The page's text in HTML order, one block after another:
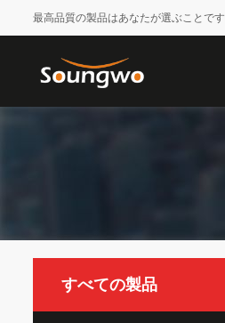
最高品質の製品はあなたが選ぶことです
すべての製品